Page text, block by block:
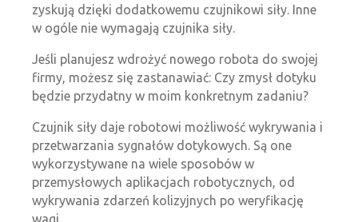
zyskują dzięki dodatkowemu czujnikowi siły. Inne
w ogóle nie wymagają czujnika siły.
Jeśli planujesz wdrożyć nowego robota do swojej
firmy, możesz się zastanawiać: Czy zmysł dotyku
będzie przydatny w moim konkretnym zadaniu?
Czujnik siły daje robotowi możliwość wykrywania i
przetwarzania sygnałów dotykowych. Są one
wykorzystywane na wiele sposobów w
przemysłowych aplikacjach robotycznych, od
wykrywania zdarzeń kolizyjnych po weryfikację
wagi.